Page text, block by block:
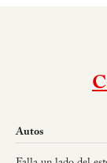
Autos